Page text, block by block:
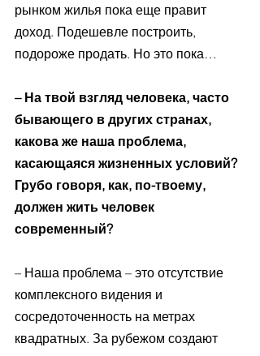
рынком жилья пока еще правит
доход. Подешевле построить,
подороже продать. Но это пока…
– На твой взгляд человека, часто
бывающего в других странах,
какова же наша проблема,
касающаяся жизненных условий?
Грубо говоря, как, по-твоему,
должен жить человек
современный?
– Наша проблема – это отсутствие
комплексного видения и
сосредоточенность на метрах
квадратных. За рубежом создают